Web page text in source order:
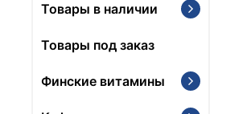
Товары в наличии
Товары под заказ
Финские витамины